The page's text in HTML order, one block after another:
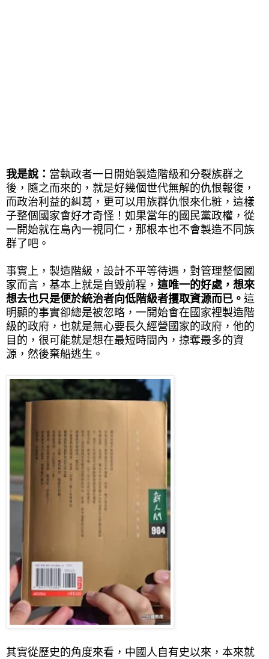
我是說： 當執政者一日開始製造階級和分裂族群之
後，隨之而來的，就是好幾個世代無解的仇恨報復，
而政治利益的糾葛，更可以用族群仇恨來化粧，這樣
子整個國家會好才奇怪！如果當年的國民黨政權，從
一開始就在島內一視同仁，那根本也不會製造不同族
群了吧。
事實上，製造階級，設計不平等待遇，對管理整個國
家而言，基本上就是自毀前程， 這唯一的好處，想來
想去也只是便於統治者向低階級者攫取資源而已。 這
明顯的事實卻總是被忽略，一開始會在國家裡製造階
級的政府，也就是無心要長久經營國家的政府，他的
目的，很可能就是想在最短時間內，掠奪最多的資
源，然後棄船逃生。
其實從歷史的角度來看，中國人自有史以來，本來就